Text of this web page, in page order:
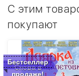
C этим
покупают
Снова в
продаже!
Бестселлер